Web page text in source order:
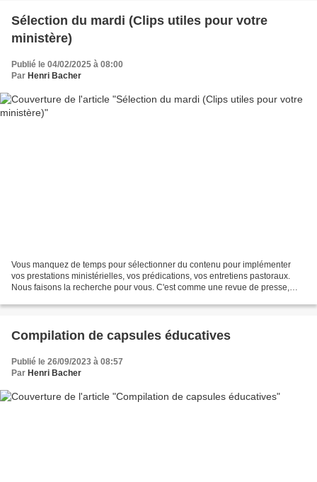
Sélection du mardi (Clips utiles pour votre
ministère)
Publié le 04/02/2025 à 08:00
Par Henri Bacher
Vous manquez de temps pour sélectionner du contenu pour implémenter
vos prestations ministérielles, vos prédications, vos entretiens pastoraux.
Nous faisons la recherche pour vous. C'est comme une revue de presse,
Compilation de capsules éducatives
Publié le 26/09/2023 à 08:57
Par Henri Bacher